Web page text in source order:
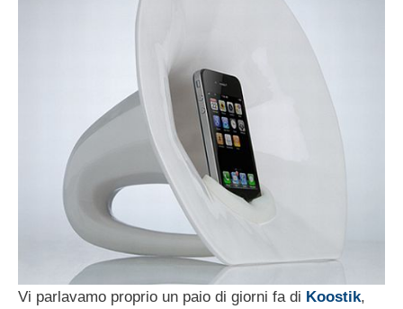
Vi parlavamo proprio un paio di giorni fa di Koostik,